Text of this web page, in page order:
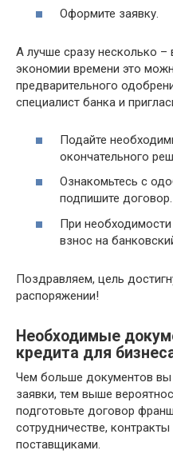
Оформите заявку.
А лучше сразу несколько –
экономии времени это
предварительного
специалист банка и
Подайте
окончательного
Ознакомьтесь с
подпишите договор.
При
взнос на
Поздравляем, цель
распоряжении!
Необходимые
кредита для
Чем больше документов вы
заявки, тем выше
подготовьте договор
сотрудничестве,
поставщиками.